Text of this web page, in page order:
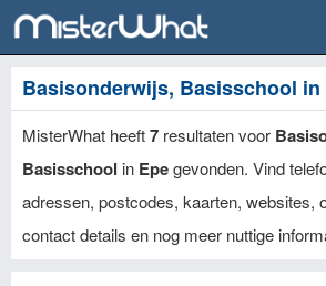
Basisonderwijs, Basisschool in
MisterWhat heeft7 resultaten voor
Basisschool in Epegevonden. Vind
adressen, postcodes, kaarten, websites,
contact details en nog meer nuttige